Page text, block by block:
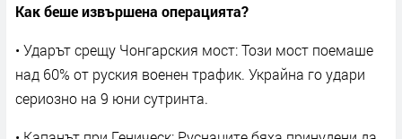
Как беше извършена операцията?
• Ударът срещу Чонгарския мост: Този мост поемаше
над 60% от руския военен трафик. Украйна го удари
сериозно на 9 юни сутринта.